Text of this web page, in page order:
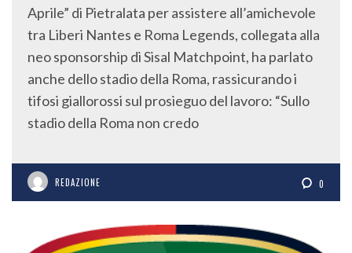
Aprile” di Pietralata per assistere all’amichevole
tra Liberi Nantes e Roma Legends, collegata alla
neo sponsorship di Sisal Matchpoint, ha parlato
anche dello stadio della Roma, rassicurando i
tifosi giallorossi sul prosieguo del lavoro: “Sullo
stadio della Roma non credo
REDAZIONE 0